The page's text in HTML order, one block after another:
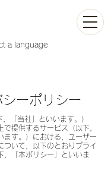
a language
シーポリシー
「当社」といいます。）
で提供するサービス（以下,
ます。）における，ユーザー
ついて，以下のとおりプライ
，「本ポリシー」といいま